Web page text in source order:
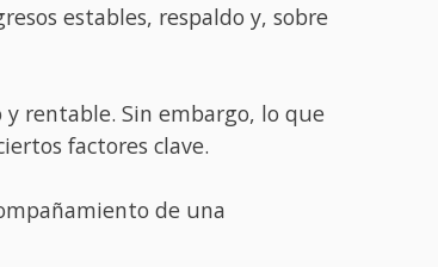
estables, respaldo y, sobre
rentable. Sin embargo, lo que
factores clave.
de una